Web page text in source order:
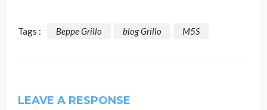
Tags : Beppe Grillo blog Grillo M5S
LEAVE A RESPONSE